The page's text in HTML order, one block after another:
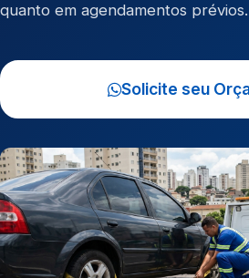
quanto em agendamentos prévios.
Solicite seu